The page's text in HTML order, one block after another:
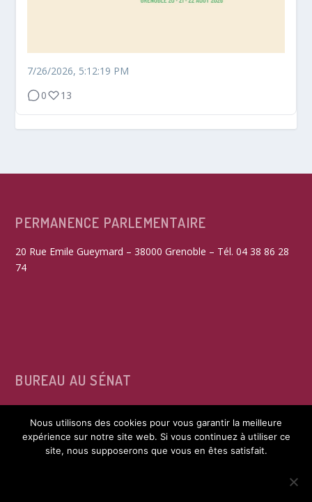
7/26/2026, 5:12:19 PM
0
13
PERMANENCE PARLEMENTAIRE
20 Rue Emile Gueymard – 38000 Grenoble – Tél. 04 38 86 28
74
BUREAU AU SÉNAT
15, rue de Vaugirard – 75291 Paris Cedex 06 – Tél. 01 42 34
39 60Nous utilisons des cookies pour vous garantir la meilleure
expérience sur notre site web. Si vous continuez à utiliser ce
site, nous supposerons que vous en êtes satisfait.